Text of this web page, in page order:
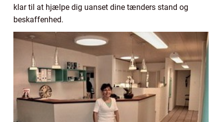
klar til at hjælpe dig uanset dine tænders stand og
beskaffenhed.